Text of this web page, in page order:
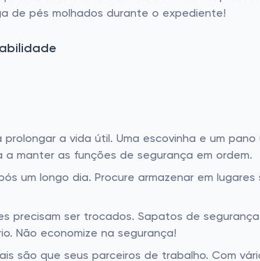
de pés molhados durante o expediente!
a vida útil. Uma escovinha e um
manter as funções de segurança em ordem.
um longo dia. Procure armazenar em
precisam ser trocados. Sapatos de
Não economize na segurança!
são que seus parceiros de trabalho. Com